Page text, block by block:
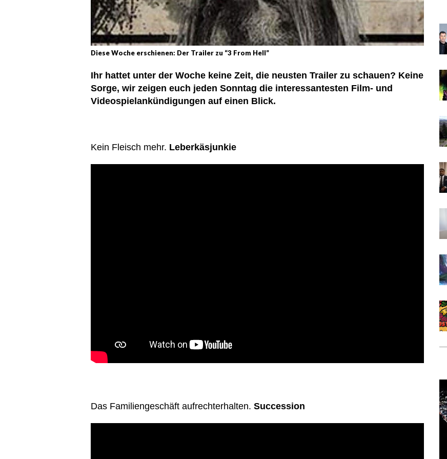
Diese Woche erschienen: Der Trailer zu “3 From Hell”
Ihr hattet unter der Woche keine Zeit, die neusten Trailer zu schauen? Keine
Sorge, wir zeigen euch jeden Sonntag die interessantesten Film- und
Videospielankündigungen auf einen Blick.
Kein Fleisch mehr. Leberkäsjunkie
Das Familiengeschäft aufrechterhalten. Succession